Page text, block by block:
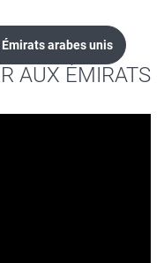
arabes unis
AUX ÉMIRATS